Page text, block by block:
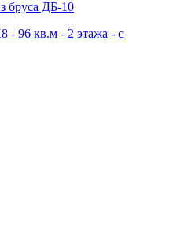
- 96 кв.м - 2 этажа - с